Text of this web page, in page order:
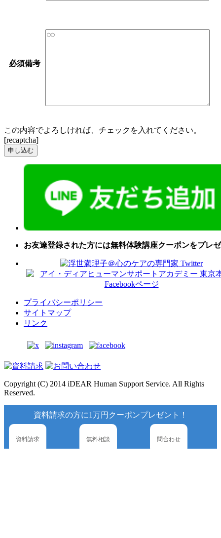
必須備考
この内容でよろしければ、チェックを入れてください。
[recaptcha]
お友達登録された方には無料体験講座クーポンをプレ
プライバシーポリシー
サイトマップ
リンク
Copyright (C) 2014 iDEAR Human Support Service. All Rights
Reserved.
資料請求の方に1万円クーポンプレゼント！
資料請求 無料相談 問合わせ